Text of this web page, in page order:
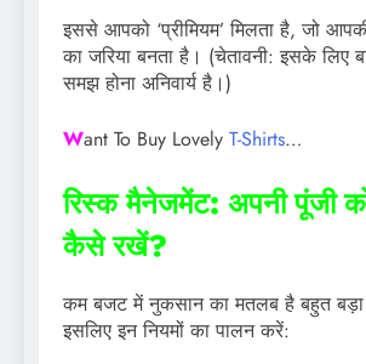
इससे आपको ‘प्रीमियम’ मिलता है, जो
का जरिया बनता है। (चेतावनी: इसके लिए
समझ होना अनिवार्य है।)
Want To Buy Lovely T-Shirts…
रिस्क मैनेजमेंट: अपनी पूंजी
कैसे रखें?
कम बजट में नुकसान का मतलब है बहुत
इसलिए इन नियमों का पालन करें: